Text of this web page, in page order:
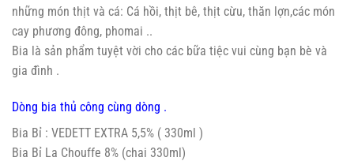
những món thịt và cá: Cá hồi, thịt bê, thịt cừu, thăn lợn,các món
cay phương đông, phomai ..
Bia là sản phẩm tuyệt vời cho các bữa tiệc vui cùng bạn bè và
gia đình .
Dòng bia thủ công cùng dòng .
Bia Bỉ : VEDETT EXTRA 5,5% ( 330ml )
Bia Bỉ La Chouffe 8% (chai 330ml)